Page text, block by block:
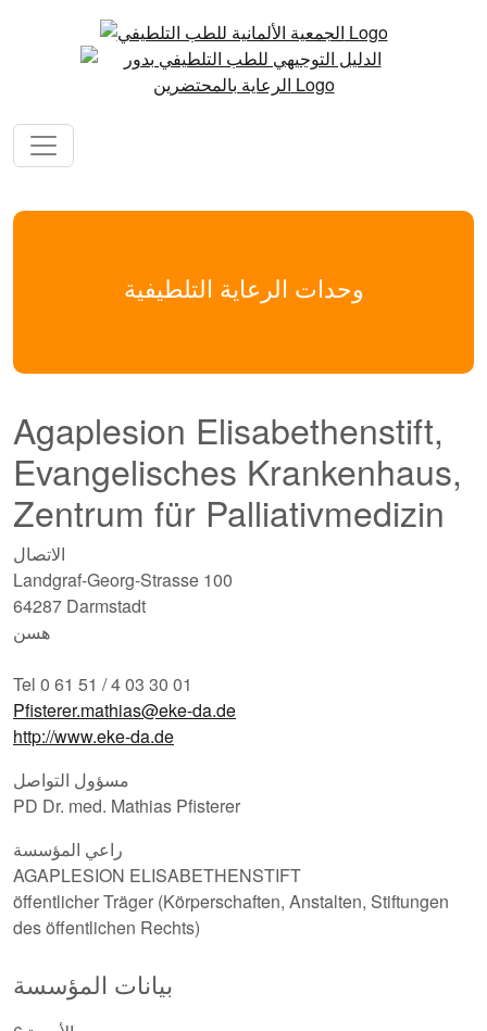
وحدات الرعاية التلطيفية
Agaplesion Elisabethenstift,
Evangelisches Krankenhaus,
Zentrum für Palliativmedizin
الاتصال
Landgraf-Georg-Strasse 100
64287 Darmstadt
هسن
Tel 0 61 51 / 4 03 30 01
Pfisterer.mathias@eke-da.de
http://www.eke-da.de
مسؤول التواصل
PD Dr. med. Mathias Pfisterer
راعي المؤسسة
AGAPLESION ELISABETHENSTIFT
öffentlicher Träger (Körperschaften, Anstalten, Stiftungen
des öffentlichen Rechts)
بيانات المؤسسة